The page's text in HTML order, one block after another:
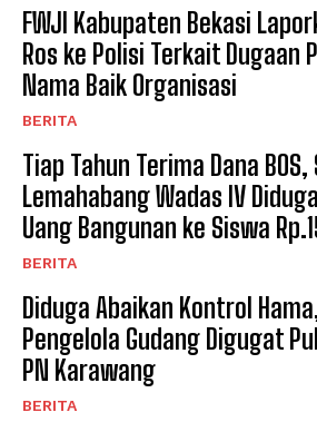
FWJI Kabupaten Bekasi
Ros ke Polisi Terkait Dugaan
Nama Baik Organisasi
BERITA
Tiap Tahun Terima Dana BOS,
Lemahabang Wadas IV
Uang Bangunan ke Siswa
BERITA
Diduga Abaikan Kontrol
Pengelola Gudang Digugat
PN Karawang
BERITA